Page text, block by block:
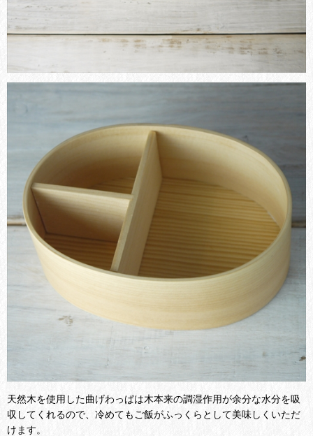
天然木を使用した曲げわっぱは木本来の調湿作用が余分な水分を吸
収してくれるので、冷めてもご飯がふっくらとして美味しくいただ
けます。